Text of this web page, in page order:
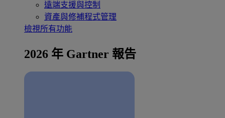
遠端支援與控制
資產與修補程式管理
檢視所有功能
2026 年 Gartner 報告